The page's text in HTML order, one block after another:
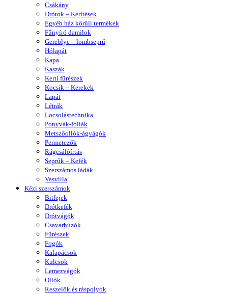
Csákány
Drótok – Kerítések
Egyéb ház körüli termékek
Fűnyíró damilok
Gereblye – lombseprű
Hólapát
Kapa
Kaszák
Kerti fűrészek
Kocsik – Kerekek
Lapát
Létrák
Locsolástechnika
Ponyvák-fóliák
Metszőollók-ágvágók
Permetezők
Rágcsálóírtás
Seprűk – Kefék
Szerszámos ládák
Vasvilla
Kézi szerszámok
Bitfejek
Drótkefék
Drótvágók
Csavarhúzók
Fűrészek
Fogók
Kalapácsok
Kulcsok
Lemezvágók
Ollók
Reszelők és ráspolyok